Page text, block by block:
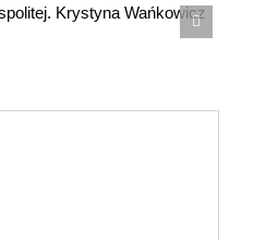
Wojna z Iranem może